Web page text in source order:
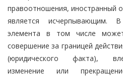
правоотношения, иностранный
является исчерпывающим. В
элемента в том числе
совершение за границей
(юридического факта),
изменение или